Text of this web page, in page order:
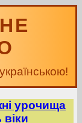
урочища
віки